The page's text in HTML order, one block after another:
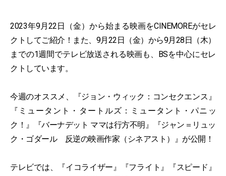
2023年9月22日（金）から始まる映画をCINEMOREがセレ
クトしてご紹介！また、9月22日（金）から9月28日（木）
までの1週間でテレビ放送される映画も、BSを中心にセレ
クトしています。
今週のオススメ、『ジョン・ウィック：コンセクエンス』
『ミュータント・タートルズ：ミュータント・パニッ
ク！』『バーナデット ママは行方不明』『ジャン＝リュッ
ク・ゴダール 反逆の映画作家（シネアスト）』が公開！
テレビでは、『イコライザー』『フライト』『スピード』